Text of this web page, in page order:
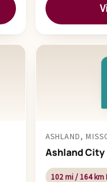
ASHLAND,
Ashland City
102 mi / 164 km